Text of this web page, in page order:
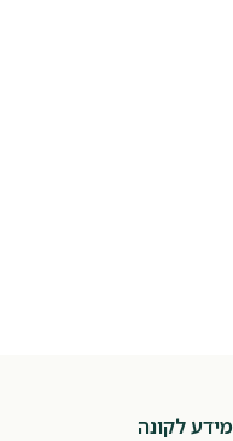
מידע לקונה